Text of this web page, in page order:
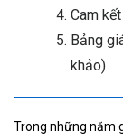
Cam
Bảng
khảo)
Trong những năm